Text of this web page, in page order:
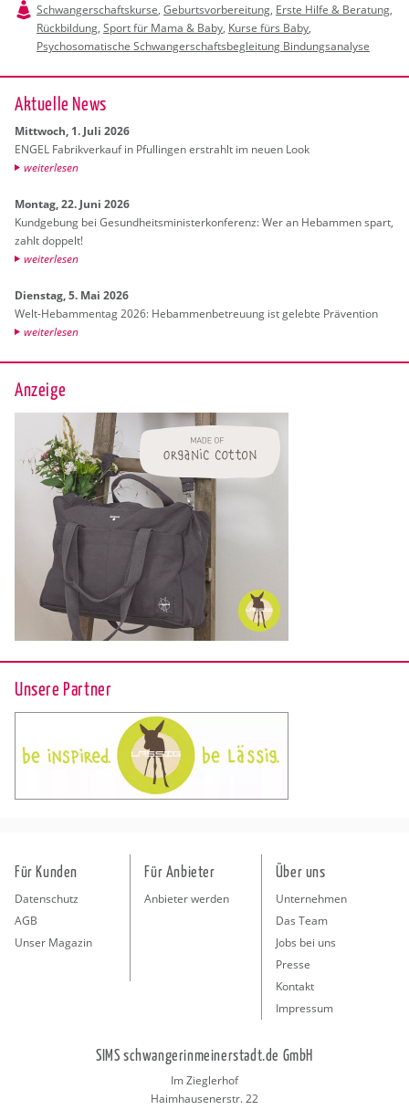
Schwangerschaftskurse, Geburtsvorbereitung, Erste Hilfe & Beratung,
Rückbildung, Sport für Mama & Baby, Kurse fürs Baby,
Psychosomatische Schwangerschaftsbegleitung Bindungsanalyse
Ak­tu­el­le News
Mitt­woch, 1. Juli 2026
ENGEL Fa­brik­ver­kauf in Pful­lin­gen er­strahlt im neuen Look
wei­ter­le­sen
Mon­tag, 22. Juni 2026
Kund­ge­bung bei Ge­sund­heits­mi­nis­ter­kon­fe­renz: Wer an Heb­am­men spart,
zahlt dop­pelt!
wei­ter­le­sen
Diens­tag, 5. Mai 2026
Welt-Heb­am­men­tag 2026: Heb­am­men­be­treu­ung ist ge­leb­te Prä­ven­ti­on
wei­ter­le­sen
Anzeige
Unsere Partner
Für Kunden
Datenschutz
AGB
Unser Magazin
Für Anbieter
Anbieter werden
Über uns
Unternehmen
Das Team
Jobs bei uns
Presse
Kontakt
Impressum
SIMS schwangerinmeinerstadt.de GmbH
Im Zieglerhof
Haimhausenerstr. 22